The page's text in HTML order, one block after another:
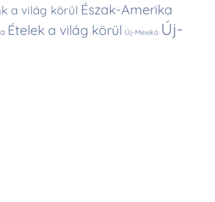
a világ körül Észak-Amerika
Ételek a világ körül Új-Mexikó Új-